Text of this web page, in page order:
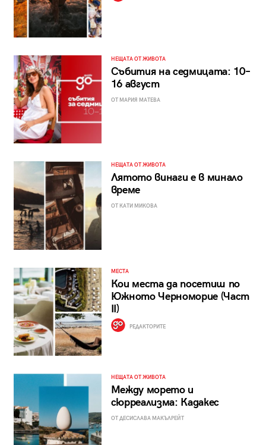
НЕЩАТА ОТ ЖИВОТА
Събития на седмицата: 10–
16 август
ОТ МАРИЯ МАТЕВА
НЕЩАТА ОТ ЖИВОТА
Лятото винаги е в минало
време
ОТ КАТИ МИКОВА
МЕСТА
Кои места да посетиш по
Южното Черноморие (Част
II)
РЕДАКТОРИТЕ
НЕЩАТА ОТ ЖИВОТА
Между морето и
сюрреализма: Кадакес
ОТ ДЕСИСЛАВА МАКЪЛРЕЙТ